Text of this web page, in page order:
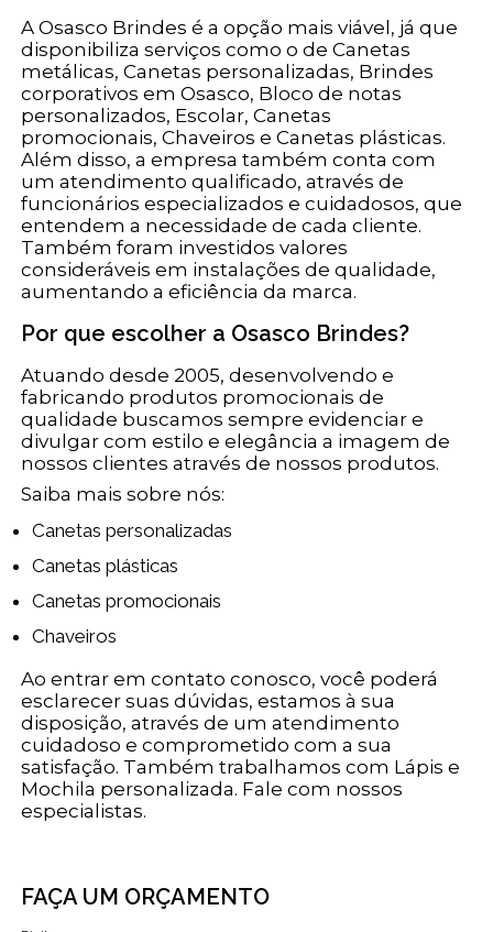
A Osasco Brindes é a opção mais viável, já que
disponibiliza serviços como o de Canetas
metálicas, Canetas personalizadas, Brindes
corporativos em Osasco, Bloco de notas
personalizados, Escolar, Canetas
promocionais, Chaveiros e Canetas plásticas.
Além disso, a empresa também conta com
um atendimento qualificado, através de
funcionários especializados e cuidadosos, que
entendem a necessidade de cada cliente.
Também foram investidos valores
consideráveis em instalações de qualidade,
aumentando a eficiência da marca.
Por que escolher a Osasco Brindes?
Atuando desde 2005, desenvolvendo e
fabricando produtos promocionais de
qualidade buscamos sempre evidenciar e
divulgar com estilo e elegância a imagem de
nossos clientes através de nossos produtos.
Saiba mais sobre nós:
Canetas personalizadas
Canetas plásticas
Canetas promocionais
Chaveiros
Ao entrar em contato conosco, você poderá
esclarecer suas dúvidas, estamos à sua
disposição, através de um atendimento
cuidadoso e comprometido com a sua
satisfação. Também trabalhamos com Lápis e
Mochila personalizada. Fale com nossos
especialistas.
FAÇA UM ORÇAMENTO